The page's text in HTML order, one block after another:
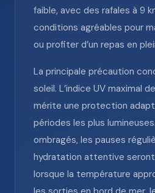
faible, avec des rafales à 9
conditions agréables pour
ou profiter d’un repas en
La principale précaution
soleil. L’indice UV maximal
mérite une protection
périodes les plus
ombragés, les pauses
hydratation attentive
lorsque la température